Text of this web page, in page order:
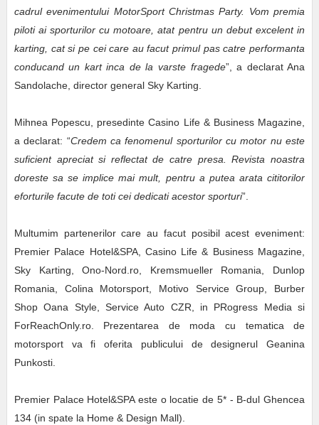
cadrul evenimentului MotorSport Christmas Party. Vom premia
piloti ai sporturilor cu motoare, atat pentru un debut excelent in
karting, cat si pe cei care au facut primul pas catre performanta
conducand un kart inca de la varste fragede”, a declarat Ana
Sandolache, director general Sky Karting.
Mihnea Popescu, presedinte Casino Life & Business Magazine,
a declarat: “Credem ca fenomenul sporturilor cu motor nu este
suficient apreciat si reflectat de catre presa. Revista noastra
doreste sa se implice mai mult, pentru a putea arata cititorilor
eforturile facute de toti cei dedicati acestor sporturi”.
Multumim partenerilor care au facut posibil acest eveniment:
Premier Palace Hotel&SPA, Casino Life & Business Magazine,
Sky Karting, Ono-Nord.ro, Kremsmueller Romania, Dunlop
Romania, Colina Motorsport, Motivo Service Group, Burber
Shop Oana Style, Service Auto CZR, in PRogress Media si
ForReachOnly.ro. Prezentarea de moda cu tematica de
motorsport va fi oferita publicului de designerul Geanina
Punkosti.
Premier Palace Hotel&SPA este o locatie de 5* - B-dul Ghencea
134 (in spate la Home & Design Mall).